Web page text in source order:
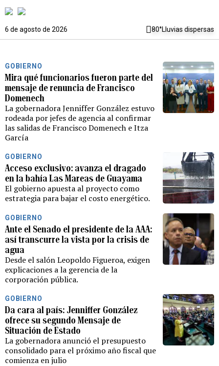
6 de agosto de 2026 80°Lluvias dispersas
GOBIERNO
Mira qué funcionarios fueron parte del
mensaje de renuncia de Francisco
Domenech
La gobernadora Jenniffer González estuvo
rodeada por jefes de agencia al confirmar
las salidas de Francisco Domenech e Itza
García
GOBIERNO
Acceso exclusivo: avanza el dragado
en la bahía Las Mareas de Guayama
El gobierno apuesta al proyecto como
estrategia para bajar el costo energético.
GOBIERNO
Ante el Senado el presidente de la AAA:
así transcurre la vista por la crisis de
agua
Desde el salón Leopoldo Figueroa, exigen
explicaciones a la gerencia de la
corporación pública.
GOBIERNO
Da cara al país: Jenniffer González
ofrece su segundo Mensaje de
Situación de Estado
La gobernadora anunció el presupuesto
consolidado para el próximo año fiscal que
comienza en julio